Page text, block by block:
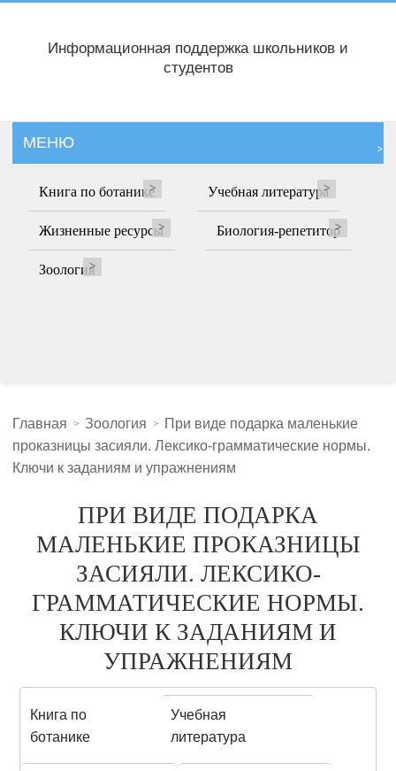
Информационная поддержка школьников и
студентов
МЕНЮ
Книга по ботанике Учебная литература
Жизненные ресурсы Биология-репетитор
Зоология
Главная Зоология
При виде подарка маленькие
проказницы засияли. Лексико-грамматические нормы.
Ключи к заданиям и упражнениям
ПРИ ВИДЕ ПОДАРКА
МАЛЕНЬКИЕ ПРОКАЗНИЦЫ
ЗАСИЯЛИ. ЛЕКСИКО-
ГРАММАТИЧЕСКИЕ НОРМЫ.
КЛЮЧИ К ЗАДАНИЯМ И
УПРАЖНЕНИЯМ
Книга по
ботанике
Учебная
литература